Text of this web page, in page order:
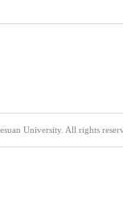
University. All rights